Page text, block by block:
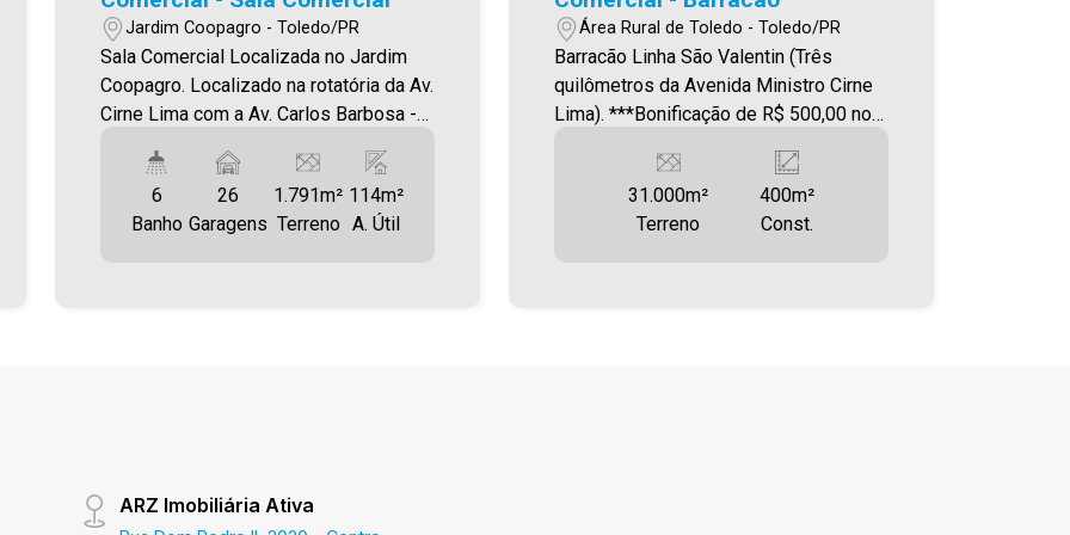
Jardim Coopagro - Toledo/PR
Sala Comercial Localizada no Jardim
Coopagro. Localizado na rotatória da Av.
Cirne Lima com a Av. Carlos Barbosa -
estacionamento frontal. Área útil
114,46m² Aproveite essa oportunidade!
Imobiliária Ativa, sinta-se em casa!
6
Banho
26
Garagens
1.791m²
Terreno
114m²
A. Útil
Área Rural de Toledo - Toledo/PR
Barracão Linha São Valentin (Três
quilômetros da Avenida Ministro Cirne
Lima). ***Bonificação de R$ 500,00 nos
imóvel conta com: - Lavatório exclusivo
para caminhões - Escritório - Energia
trifásica disponível *Fácil acesso para
31.000m²
Terreno
400m²
Const.
ARZ Imobiliária Ativa